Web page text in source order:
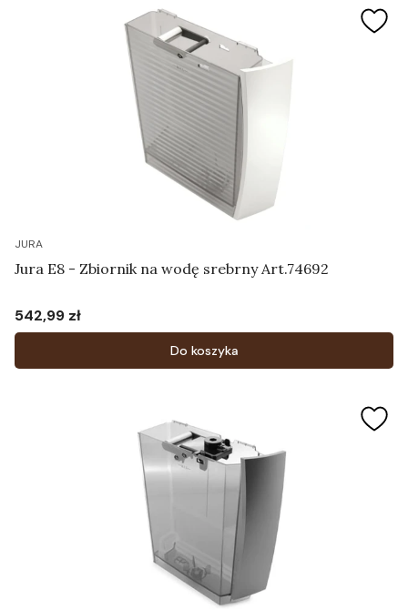
JURA
Jura E8 - Zbiornik na wodę srebrny Art.74692
Cena
542,99 zł
Do koszyka